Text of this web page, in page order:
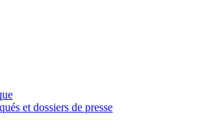
et dossiers de presse